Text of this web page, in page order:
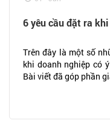
6 yêu cầu đặt ra
Trên đây là một số
khi doanh nghiệp có
Bài viết đã góp phần